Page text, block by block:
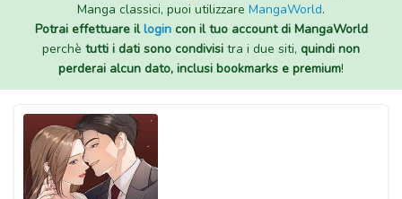
Manga classici, puoi utilizzare MangaWorld.
Potrai effettuare illogincon il tuo account di MangaWorld
perchè tutti i dati sono condivisi tra i due siti, quindi non
perderai alcun dato, inclusi bookmarks e premium!